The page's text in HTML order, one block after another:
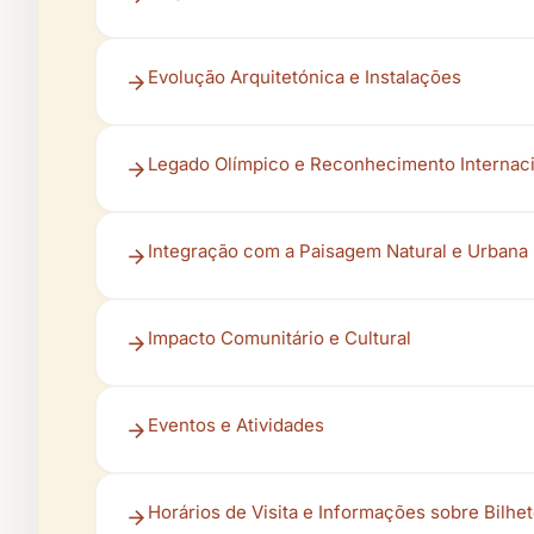
Evolução Arquitetónica e Instalações
Legado Olímpico e Reconhecimento
Integração com a Paisagem Natural e Urbana
Impacto Comunitário e Cultural
Eventos e Atividades
Horários de Visita e Informações sobre